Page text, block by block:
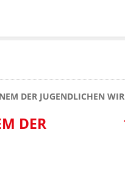
DER JUGENDLICHEN
DER